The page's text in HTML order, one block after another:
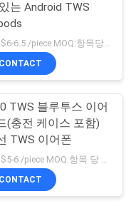
는 Android TWS
CONTACT
TWS 블루투스 이어
(충전 케이스 포함)
TWS 이어폰
CONTACT